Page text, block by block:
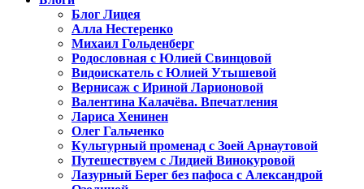
Блог Лицея
Алла Нестеренко
Михаил Гольденберг
Родословная с Юлией Свинцовой
Видоискатель с Юлией Утышевой
Вернисаж с Ириной Ларионовой
Валентина Калачёва. Впечатления
Лариса Хенинен
Олег Гальченко
Культурный променад с Зоей Арнаутовой
Путешествуем с Лидией Винокуровой
Лазурный Берег без пафоса с Александрой